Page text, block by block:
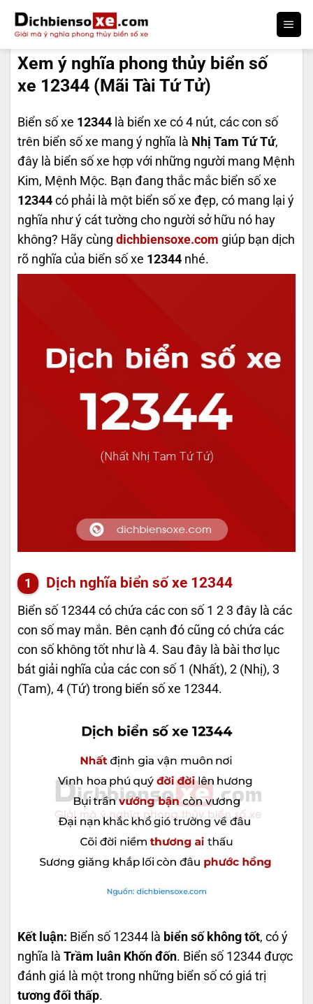
qua
nội
dungXem ý nghĩa phong thủy biển số
xe 12344 (Mãi Tài Tứ Tử)
Biển số xe 12344 là biển xe có 4 nút, các con số
trên biển số xe mang ý nghĩa là Nhị Tam Tứ Tứ,
đây là biển số xe hợp với những người mang Mệnh
Kim, Mệnh Mộc. Bạn đang thắc mắc biển số xe
12344 có phải là một biển số xe đẹp, có mang lại ý
nghĩa như ý cát tường cho người sở hữu nó hay
không? Hãy cùng dichbiensoxe.com giúp bạn dịch
rõ nghĩa của biển số xe 12344 nhé.
Dịch nghĩa biển số xe 12344
Biển số 12344 có chứa các con số 1 2 3 đây là các
con số may mắn. Bên cạnh đó cũng có chứa các
con số không tốt như là 4. Sau đây là bài thơ lục
bát giải nghĩa của các con số 1 (Nhất), 2 (Nhị), 3
(Tam), 4 (Tứ) trong biển số xe 12344.
Kết luận: Biển số 12344 là biển số không tốt, có ý
nghĩa là Trầm luân Khốn đốn. Biển số 12344 được
đánh giá là một trong những biển số có giá trị
tương đối thấp.